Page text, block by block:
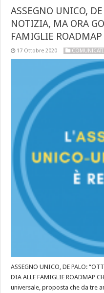
ASSEGNO UNICO,
NOTIZIA, MA ORA
FAMIGLIE ROADMAP
17 Ottobre 2020
ASSEGNO UNICO, DE PALO:
DIA ALLE FAMIGLIE ROADMAP
universale, proposta che da tre